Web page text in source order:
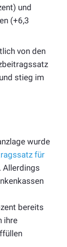
und
(+6,3
von den
stieg im
wurde
für
bereits
ihre